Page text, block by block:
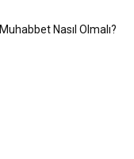
Nasıl Olmalı?